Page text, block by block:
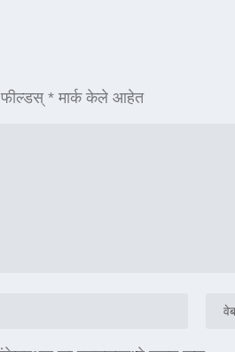
* मार्क केले आहेत